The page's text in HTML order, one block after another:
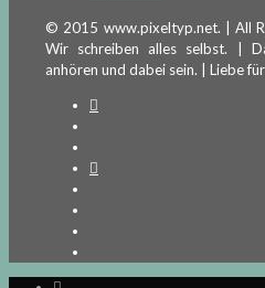
© 2015 www.pixeltyp.net. | All
Wir schreiben alles selbst. |
anhören und dabei sein. | Liebe